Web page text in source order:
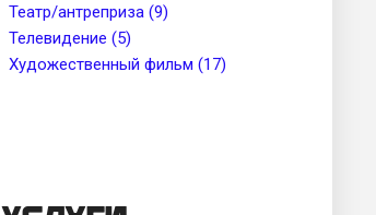
Театр/антреприза (9)
Телевидение (5)
Художественный фильм (17)